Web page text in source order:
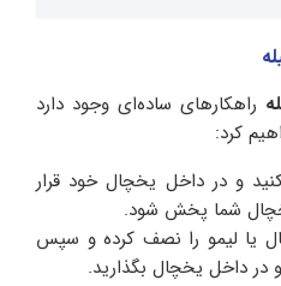
راهکارهای ساده‌ای وجود دارد
کرد:
و در داخل یخچال خود قرار
شما پخش شود.
یا لیمو را نصف کرده و سپس
در داخل یخچال بگذارید.